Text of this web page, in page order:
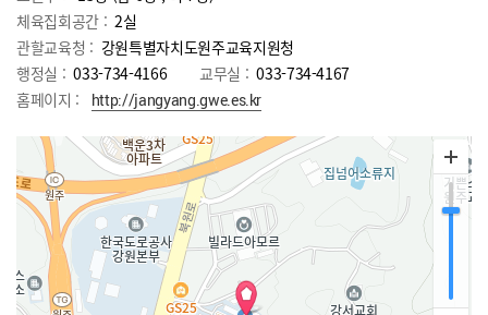
체육집회공간 : 2실
관할교육청 : 강원특별자치도원주교육지원청
행정실 : 033-734-4166 교무실 : 033-734-4167
홈페이지 :
http://jangyang.gwe.es.kr